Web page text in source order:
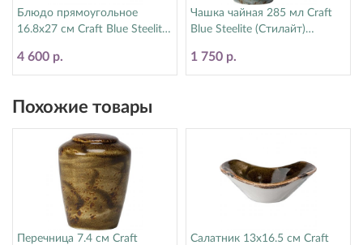
Блюдо прямоугольное
16.8х27 см Craft Blue Steelite
4 600 р.
Чашка чайная 285 мл Craft
Blue Steelite (Стилайт)
1 750 р.
Похожие товары
Перечница 7.4 см Craft
Салатник 13х16.5 см Craft